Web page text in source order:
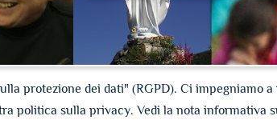
protezione dei dati" (RGPD). Ci impegniamo
politica sulla privacy. Vedi la nota informativa